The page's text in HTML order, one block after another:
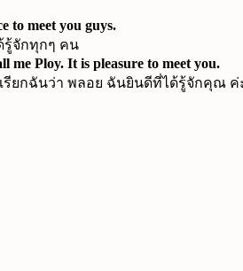
to meet you guys.
รู้จักทุกๆ คน
me Ploy. It is pleasure to meet you.
ยกฉันว่า พลอย ฉันยินดีที่ได้รู้จักคุณ ค่